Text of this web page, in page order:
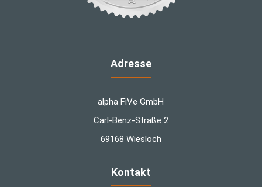
Adresse
alpha FiVe GmbH
Carl-Benz-Straße 2
69168 Wiesloch
Kontakt